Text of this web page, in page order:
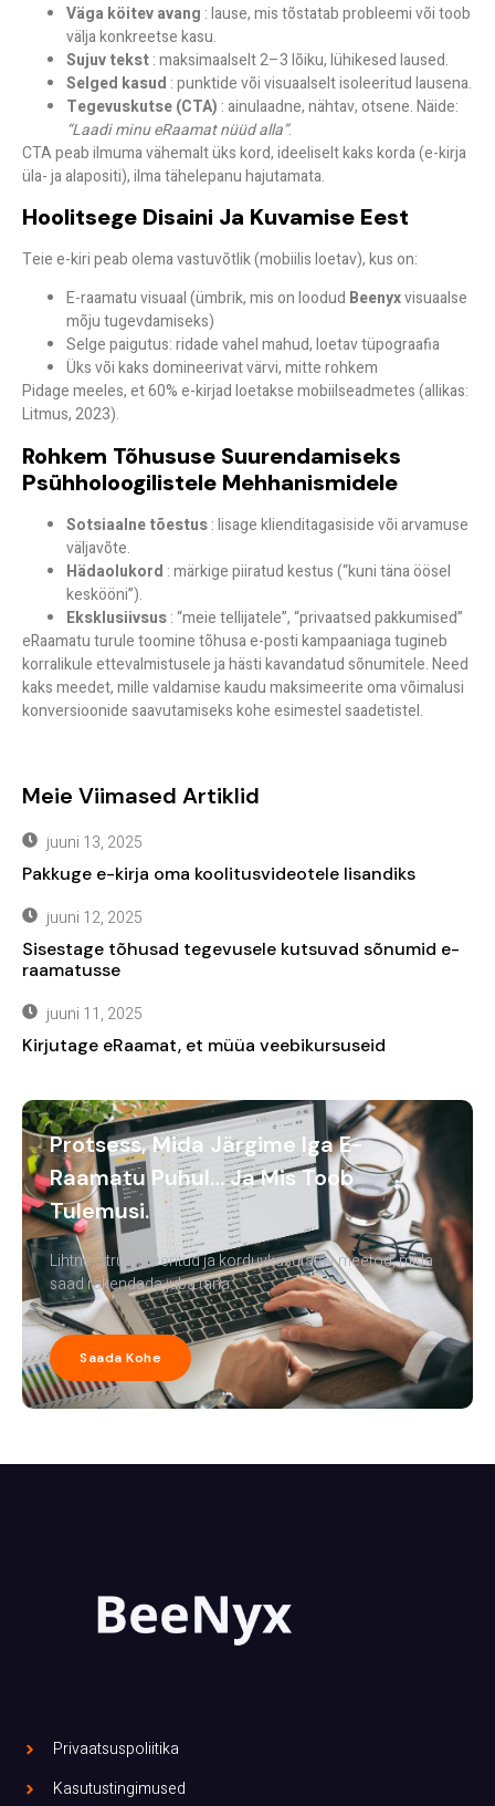
Väga köitev avang : lause, mis tõstatab probleemi või toob
välja konkreetse kasu.
Sujuv tekst: maksimaalselt 2–3 lõiku, lühikesed laused.
Selged kasud : punktide või visuaalselt isoleeritud lausena.
Tegevuskutse (CTA) : ainulaadne, nähtav, otsene. Näide:
“Laadi minu eRaamat nüüd alla”.
CTA peab ilmuma vähemalt üks kord, ideeliselt kaks korda (e-kirja
üla- ja alapositi), ilma tähelepanu hajutamata.
Hoolitsege Disaini Ja Kuvamise Eest
Teie e-kiri peab olema vastuvõtlik (mobiilis loetav), kus on:
E-raamatu visuaal (ümbrik, mis on loodud Beenyxvisuaalse
mõju tugevdamiseks)
Selge paigutus: ridade vahel mahud, loetav tüpograafia
Üks või kaks domineerivat värvi, mitte rohkem
Pidage meeles, et60% e-kirjad loetakse mobiilseadmetes(allikas:
Litmus, 2023).
Rohkem Tõhususe Suurendamiseks
Psühholoogilistele Mehhanismidele
Sotsiaalne tõestus: lisage klienditagasiside või arvamuse
väljavõte.
Hädaolukord : märkige piiratud kestus (“kuni täna öösel
keskööni”).
Eksklusiivsus: “meie tellijatele”, “privaatsed pakkumised”
eRaamatu turule toomine tõhusa e-posti kampaaniaga tugineb
korralikule ettevalmistusele ja hästi kavandatud sõnumitele. Need
kaks meedet, mille valdamise kaudu maksimeerite oma võimalusi
konversioonide saavutamiseks kohe esimestel saadetistel.
Meie Viimased Artiklid
juuni 13, 2025
Pakkuge e-kirja oma koolitusvideotele lisandiks
juuni 12, 2025
Sisestage tõhusad tegevusele kutsuvad sõnumid e-
raamatusse
juuni 11, 2025
Kirjutage eRaamat, et müüa veebikursuseid
Protsess, Mida Järgime Iga E-
Raamatu Puhul… Ja Mis Toob
Tulemusi.
Lihtne, struktureeritud ja korduvkasutatav meetod, mida
saad rakendada juba täna.
Saada Kohe
Privaatsuspoliitika
Kasutustingimused